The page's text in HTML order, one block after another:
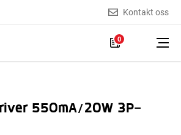
Kontakt oss
0
550mA/20W 3P-